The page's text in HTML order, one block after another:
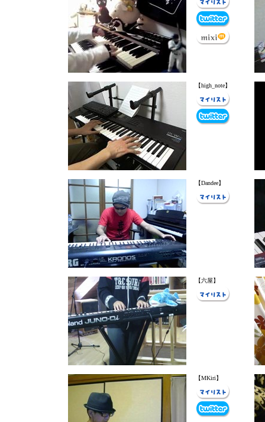
【high_note】
【Dandee】
【六屋】
【MKiri】